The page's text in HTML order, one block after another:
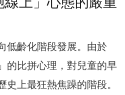
低齡化階段發展。由於
的比拼心理，對兒童的早
上最狂熱焦躁的階段。